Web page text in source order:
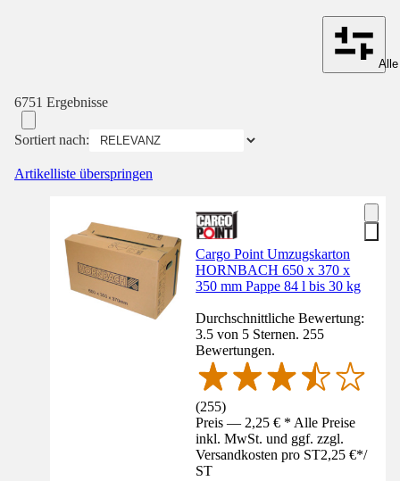
6751 Ergebnisse
Sortiert nach:
Artikelliste überspringen
Cargo Point Umzugskarton
HORNBACH 650 x 370 x
350 mm Pappe 84 l bis 30 kg
Durchschnittliche Bewertung:
3.5 von 5 Sternen. 255
Bewertungen.
(255)
Preis — 2,25 € * Alle Preise
inkl. MwSt. und ggf. zzgl.
Versandkosten pro ST2,25 €*/
ST